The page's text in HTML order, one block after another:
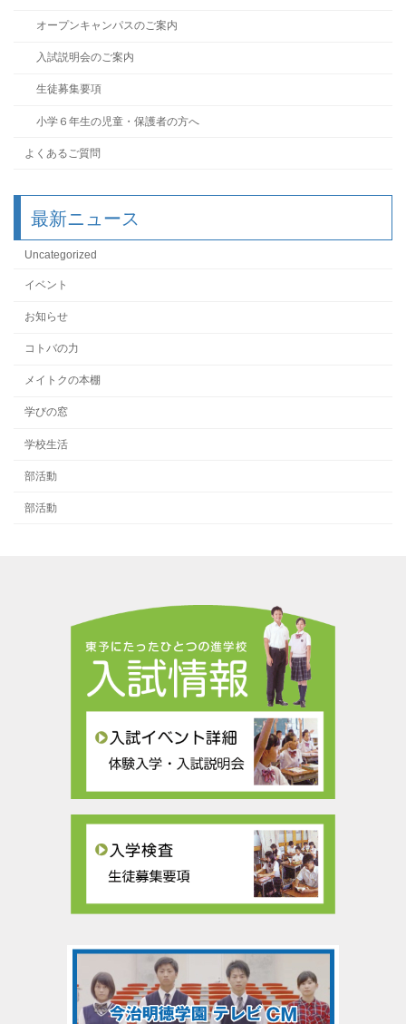
オープンキャンパスのご案内
入試説明会のご案内
生徒募集要項
小学６年生の児童・保護者の方へ
よくあるご質問
最新ニュース
Uncategorized
イベント
お知らせ
コトバの力
メイトクの本棚
学びの窓
学校生活
部活動
部活動